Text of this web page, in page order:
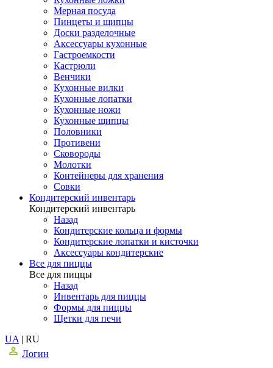
Мерная посуда
Пинцеты и щипцы
Доски разделочные
Аксессуары кухонные
Гастроемкости
Кастрюли
Венчики
Кухонные вилки
Кухонные лопатки
Кухонные ножи
Кухонные щипцы
Половники
Противени
Сковороды
Молотки
Контейнеры для хранения
Совки
Кондитерский инвентарь
Кондитерский инвентарь
Назад
Кондитерские кольца и формы
Кондитерские лопатки и кисточки
Аксессуары кондитерские
Все для пиццы
Все для пиццы
Назад
Инвентарь для пиццы
Формы для пиццы
Щетки для печи
UA | RU
Логин